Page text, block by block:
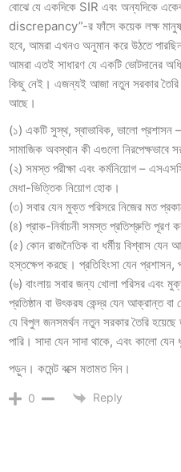
বোঝে যে একদিকে SIR এবং অন্যদিকে
discrepancy”-র ফাঁসে কয়েক লক্ষ মানুষ
হবে, আমরা এখনও অনুমান করে উঠতে
আমরা এতই সাধারণ যে একটি ভোটদানের
কিছু নেই। এজন্যই আজা নতুন সরকার তৈরি
আছে।
(১) একটি সুস্থ, স্বাভাবিক, ভালো প্রশাসন –
সামাজিক অবস্থান কী এগুলো নিরপেক্ষভাবে
(২) সমস্ত পরীক্ষা এবং কর্মনিয়োগ –
মেধা-ভিত্তিক নিয়োগ হোক।
(৩) সবার যেন মুক্ত পরিসরে নিজের মত
(৪) প্রাক-নির্বাচনী সমস্ত প্রতিশ্রুতি পূরণ
(৫) কোন রাজনৈতিক বা ধর্মীয় বিশ্বাস যেন
হস্তক্ষেপ করছে। প্রতিহিংসা যেন
(৬) বাংলায় সবার জন্য খোলা পরিসর এবং
প্রতিষ্ঠান বা উৎকরষ কেন্দ্র যেন আক্রান্ত
যে বিপুল জনসমর্থন নতুন সরকার তৈরি
পারি। সাদা যেন সাদা থাকে, এবং কালো
পড়ুন। কমেন্ট বক্সে মতামত দিন।
0 Reply